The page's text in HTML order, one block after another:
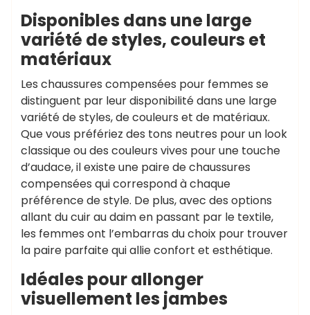
Disponibles dans une large
variété de styles, couleurs et
matériaux
Les chaussures compensées pour femmes se
distinguent par leur disponibilité dans une large
variété de styles, de couleurs et de matériaux.
Que vous préfériez des tons neutres pour un look
classique ou des couleurs vives pour une touche
d’audace, il existe une paire de chaussures
compensées qui correspond à chaque
préférence de style. De plus, avec des options
allant du cuir au daim en passant par le textile,
les femmes ont l’embarras du choix pour trouver
la paire parfaite qui allie confort et esthétique.
Idéales pour allonger
visuellement les jambes